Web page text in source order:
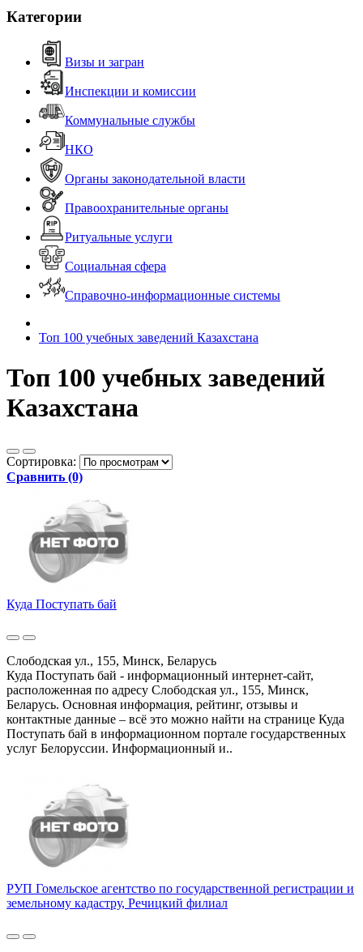
Категории
Визы и загран
Инспекции и комиссии
Коммунальные службы
НКО
Органы законодательной власти
Правоохранительные органы
Ритуальные услуги
Социальная сфера
Справочно-информационные системы
Топ 100 учебных заведений Казахстана
Топ 100 учебных заведений
Казахстана
Сортировка:
Сравнить (0)
Куда Поступать бай
Слободская ул., 155, Минск, Беларусь
Куда Поступать бай - информационный интернет-сайт,
расположенная по адресу Слободская ул., 155, Минск,
Беларусь. Основная информация, рейтинг, отзывы и
контактные данные – всё это можно найти на странице Куда
Поступать бай в информационном портале государственных
услуг Белоруссии. Информационный и..
РУП Гомельское агентство по государственной регистрации и
земельному кадастру, Речицкий филиал